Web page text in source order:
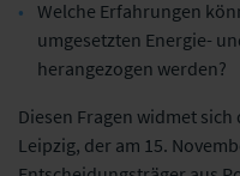
Welche Erfahrungen
umgesetzten Energie-
herangezogen werden?
Diesen Fragen widmet
Leipzig, der am 15.